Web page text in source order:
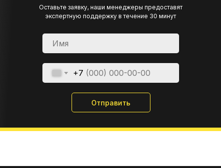
+7
Отправить
Оставьте заявку, наши менеджеры предоставят
экспертную поддержку в течение 30 минут